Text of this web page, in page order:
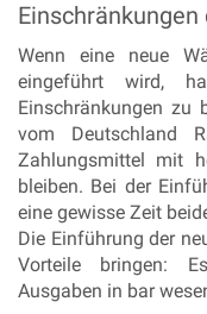
Wenn eine neue
eingeführt wird,
Einschränkungen zu
vom Deutschland
Zahlungsmittel mit
bleiben. Bei der
eine gewisse Zeit
Die Einführung der
Vorteile bringen:
Ausgaben in bar